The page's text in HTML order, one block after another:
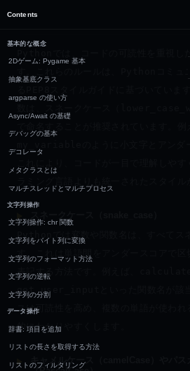
Contents
基本的な概念
2Dゲーム: Pygame 基本
抽象基底クラス
argparse の使い方
Async/Await の基礎
デバッグの基本
デコレータ
メタクラスとは
マルチスレッドとマルチプロセス
文字列操作
文字列操作: chr 関数
文字列をバイト列に変換
文字列のフォーマット方法
文字列の逆転
文字列の分割
データ操作
辞書: 項目を追加
リストの長さを取得する方法
リストのフィルタリング
では、コードの可読性を重視し
コミ
で命名することが推奨されています。
のように小文字とアンダ
これにより、コードが一目で理解しや
ラミング言語よりも統一されたスタイル
Python
では変数や関数名は、すべてス
す。これは単語間をアンダースコアで
表記する方法です。例えば、
get_user_input
といった関数名が
スは可読性を高め、複数の単語が使わ
的にわかりやすくします。
キャメルケース（camelCase）やパス